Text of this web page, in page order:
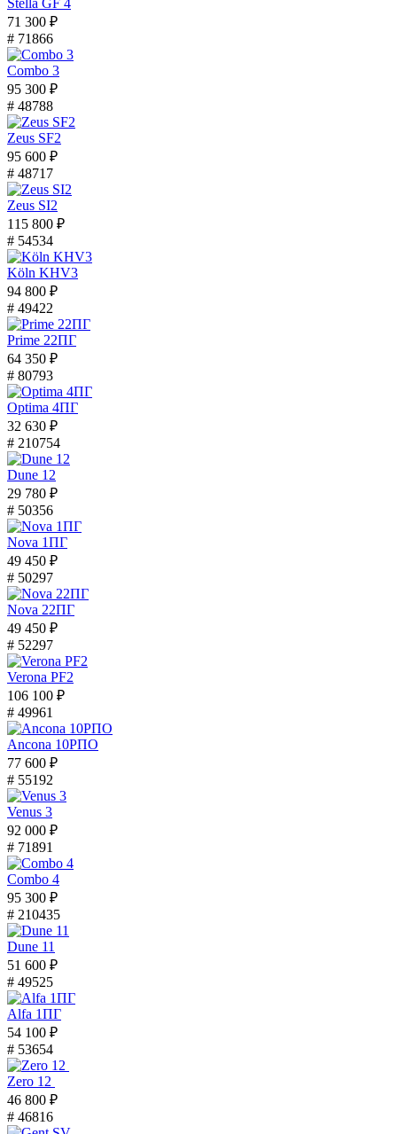
71 300 ₽
# 71866
Combo 3
95 300 ₽
# 48788
Zeus SF2
95 600 ₽
# 48717
Zeus SI2
115 800 ₽
# 54534
Köln KHV3
94 800 ₽
# 49422
Prime 22ПГ
64 350 ₽
# 80793
Optima 4ПГ
32 630 ₽
# 210754
Dune 12
29 780 ₽
# 50356
Nova 1ПГ
49 450 ₽
# 50297
Nova 22ПГ
49 450 ₽
# 52297
Verona PF2
106 100 ₽
# 49961
Ancona 10РПО
77 600 ₽
# 55192
Venus 3
92 000 ₽
# 71891
Combo 4
95 300 ₽
# 210435
Dune 11
51 600 ₽
# 49525
Alfa 1ПГ
54 100 ₽
# 53654
Zero 12
46 800 ₽
# 46816